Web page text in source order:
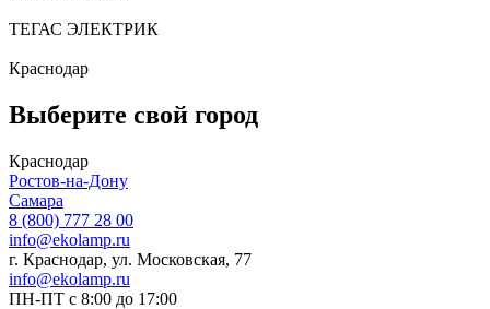
ТЕГАС ЭЛЕКТРИК
Краснодар
Выберите свой город
Краснодар
Ростов-на-Дону
Самара
8 (800) 777 28 00
info@ekolamp.ru
г. Краснодар, ул. Московская, 77
info@ekolamp.ru
ПН-ПТ с 8:00 до 17:00